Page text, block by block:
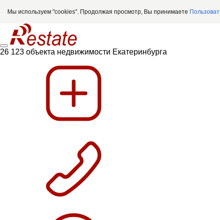
Мы используем "cookies". Продолжая просмотр, Вы принимаете
26 123 объекта недвижимости Екатеринбурга